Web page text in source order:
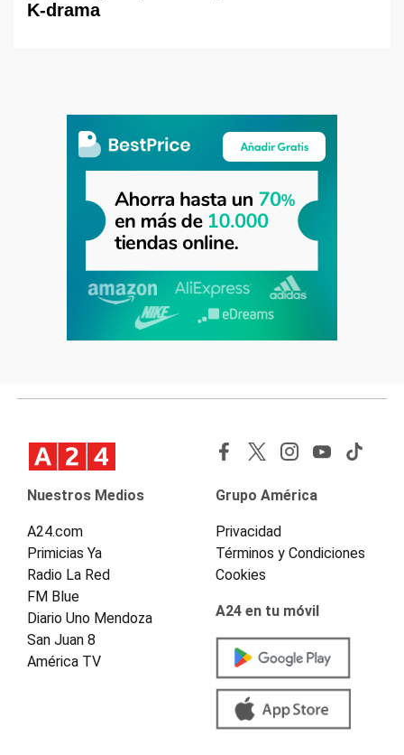
K-drama
Nuestros Medios
A24.com
Primicias Ya
Radio La Red
FM Blue
Diario Uno Mendoza
San Juan 8
América TV
Grupo América
Privacidad
Términos y Condiciones
Cookies
A24 en tu móvil